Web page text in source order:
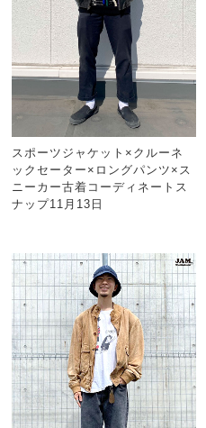
スポーツジャケット×クルーネ
ックセーター×ロングパンツ×ス
ニーカー古着コーディネートス
ナップ11月13日